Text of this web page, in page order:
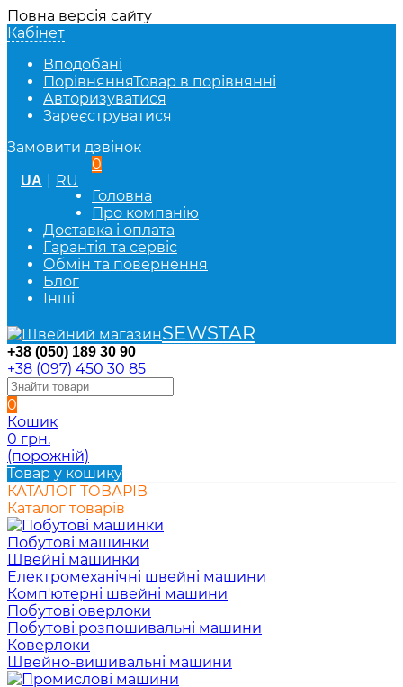
Повна версія сайту
Кабінет
Вподобані
ПорівнянняТовар в порівнянні
Авторизуватися
Зареєструватися
Замовити дзвінок
UA RU
0
Головна
Про компанію
Доставка і оплата
Гарантія та сервіс
Обмін та повернення
Блог
Інші
SEWSTAR
+38 (050) 189 30 90
+38 (097) 450 30 85
0
Кошик
0 грн.
(порожній)
Товар у кошику
КАТАЛОГ ТОВАРІВ
Каталог товарів
Побутові машинки
Швейні машинки
Електромеханічні швейні машини
Комп'ютерні швейні машини
Побутові оверлоки
Побутові розпошивальні машини
Коверлоки
Швейно-вишивальні машини